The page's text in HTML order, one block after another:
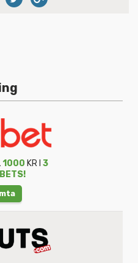
1000 KR I 3